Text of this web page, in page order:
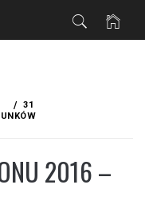
31
2016 –